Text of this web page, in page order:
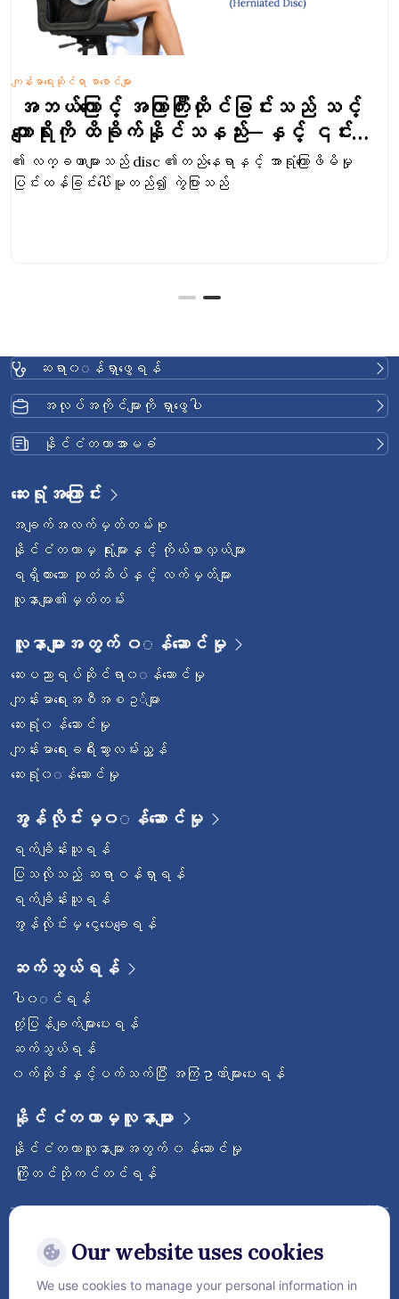
အဘယ်ကြောင့် အကြာကြီးထိုင်ခြင်းသည် သင့်
ကျောရိုးကို ထိခိုက်နိုင်သနည်း—နှင့် ၎င်း
နှင့်ပတ်သက်၍ သင်ဘာလုပ်နိုင်
သနည်း။
၏ လက္ခဏာများသည် disc ၏တည်နေရာနှင့် အာရုံကြောဖိမိမှု
ပြင်းထန်ခြင်းပေါ်မူတည်၍ ကွဲပြားသည်
ကျန်းမာရေးဆိုင်ရာ စာစောင်များ
ဆရာ၀◌န်ရှာဖွေရန်
အလုပ်အကိုင်များကို ရှာဖွေပါ
နိုင်ငံတကာအာမခံ
ဆေးရုံအကြောင်း
အချက်အလက်မှတ်တမ်းစု
နိုင်ငံတကာမှ ရုံးများနှင့် ကိုယ်စားလှယ်များ
ရရှိထားသော ဆုတံဆိပ်နှင့် လက်မှတ်များ
လူနာများ၏မှတ်တမ်း
လူနာများအတွက် ၀◌န်ဆောင်မှု
ဆေးပညာရပ်ဆိုင်ရာ၀◌န်ဆောင်မှု
ကျန်းမာရေးအစီအစဥ◌်များ
ဆေးရုံ၀န်ဆောင်မှု
ကျန်းမာရေးခရီးသွားလမ်းညွှန်
ဆေးရုံ၀◌န်ဆောင်မှု
အွန်လိုင်းမှ၀◌န်ဆောင်မှု
ရက်ချိန်းယူရန်
ပြသလိုသည့် ဆရာဝန်ရှာရန်
ရက်ချိန်းယူရန်
အွန်လိုင်းမှ ငွေပေးချေရန်
ဆက်သွယ်ရန်
ပါ၀◌င်ရန်
တုံ့ပြန်ချက်များပေးရန်
ဆက်သွယ်ရန်
၀က်ဆိုဒ်နှင့်ပက်သက်ပြီး အကြံဥာဏ်များပေးရန်
နိုင်ငံတကာမှလူနာများ
နိုင်ငံတကာလူနာများအတွက် ၀န်ဆောင်မှု
ကြိုတင်ဘိုကင်တင်ရန်
ဝေ့ဌာနီနိုင်ငံတကာဆေးရုံကြီးကို follow လုပ်
ထားပါ
Our website uses cookies
We use cookies to manage your personal information in